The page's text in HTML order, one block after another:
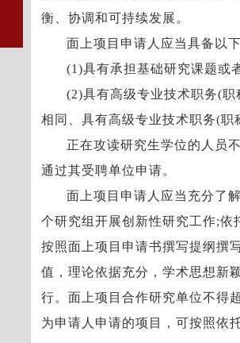
衡、协调和可持续发展。
面上项目申请人应当具备以下
(1)具有承担基础研究课题或
(2)具有高级专业技术职务(
相同、具有高级专业技术职务(职
正在攻读研究生学位的人员
通过其受聘单位申请。
面上项目申请人应当充分了
个研究组开展创新性研究工作;依
按照面上项目申请书撰写提纲撰
值，理论依据充分，学术思想新
行。面上项目合作研究单位不得
为申请人申请的项目，可按照依